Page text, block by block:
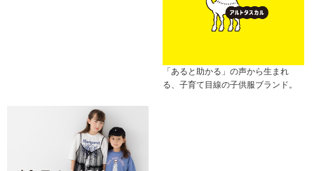
「あると助かる」の声から生まれ
る、子育て目線の子供服ブランド。